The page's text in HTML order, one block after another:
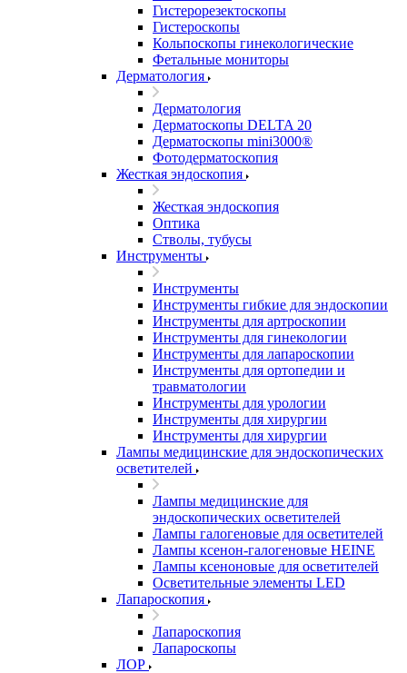
Гистерорезектоскопы
Гистероскопы
Кольпоскопы гинекологические
Фетальные мониторы
Дерматология
Дерматология
Дерматоскопы DELTA 20
Дерматоскопы mini3000®
Фотодерматоскопия
Жесткая эндоскопия
Жесткая эндоскопия
Оптика
Стволы, тубусы
Инструменты
Инструменты
Инструменты гибкие для эндоскопии
Инструменты для артроскопии
Инструменты для гинекологии
Инструменты для лапароскопии
Инструменты для ортопедии и
травматологии
Инструменты для урологии
Инструменты для хирургии
Инструменты для хирургии
Лампы медицинские для эндоскопических
осветителей
Лампы медицинские для
эндоскопических осветителей
Лампы галогеновые для осветителей
Лампы ксенон-галогеновые HEINE
Лампы ксеноновые для осветителей
Осветительные элементы LED
Лапароскопия
Лапароскопия
Лапароскопы
ЛОР